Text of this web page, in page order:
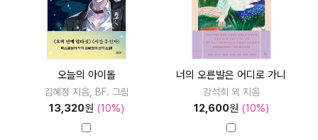
오늘의 아이돌
김혜정 지음, BF. 그림
13,320원 (10%)
너의 오른발은 어디로 가니
강석희 외 지음
12,600원 (10%)